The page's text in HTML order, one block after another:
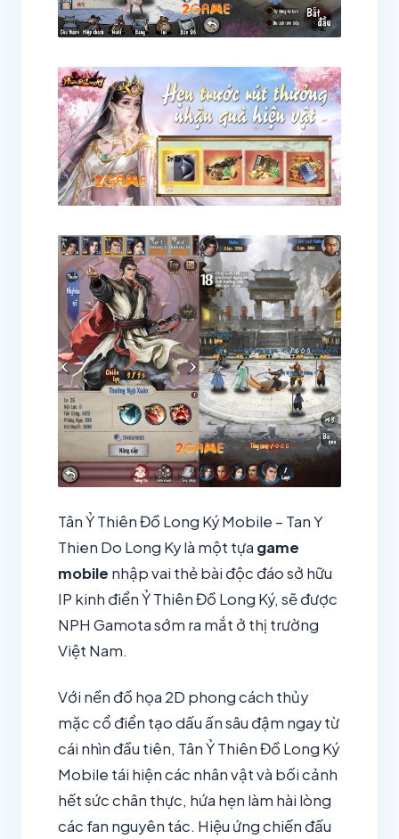
Tân Ỷ Thiên Đồ Long Ký Mobile – Tan Y
Thien Do Long Ky là một tựa game
mobile nhập vai thẻ bài độc đáo sở hữu
IP kinh điển Ỷ Thiên Đồ Long Ký, sẽ được
NPH Gamota sớm ra mắt ở thị trường
Việt Nam.
Với nền đồ họa 2D phong cách thủy
mặc cổ điển tạo dấu ấn sâu đậm ngay từ
cái nhìn đầu tiên, Tân Ỷ Thiên Đồ Long Ký
Mobile tái hiện các nhân vật và bối cảnh
hết sức chân thực, hứa hẹn làm hài lòng
các fan nguyên tác. Hiệu ứng chiến đấu